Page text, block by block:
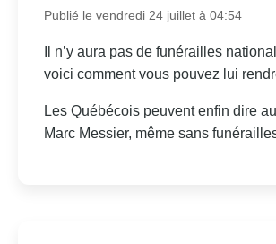
Publié le vendredi 24 juillet à 04:54
Il n’y aura pas de funérailles
voici comment vous pouvez lui
Les Québécois peuvent enfin dire
Marc Messier, même sans